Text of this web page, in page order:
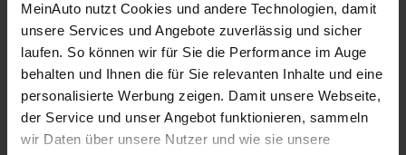
MeinAuto nutzt Cookies und andere Technologien, damit
unsere Services und Angebote zuverlässig und sicher
laufen. So können wir für Sie die Performance im Auge
behalten und Ihnen die für Sie relevanten Inhalte und eine
personalisierte Werbung zeigen. Damit unsere Webseite,
der Service und unser Angebot funktionieren, sammeln
wir Daten über unsere Nutzer und wie sie unsere
BMW i4 vs. Tesla Model 3 (Test 2023): Wer ist
die bessere E-Limousine?